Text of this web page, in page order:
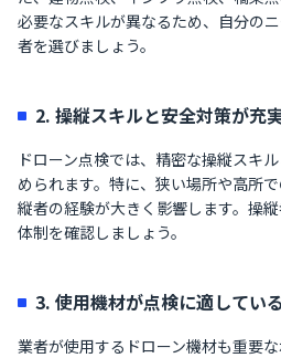
必要なスキルが異なるため、自分の
者を選びましょう。
2. 操縦スキルと安全対策が充
ドローン点検では、精密な操縦スキ
められます。特に、狭い場所や高所
縦者の経験が大きく影響します。操
体制を確認しましょう。
3. 使用機材が点検に適してい
業者が使用するドローン機材も重要